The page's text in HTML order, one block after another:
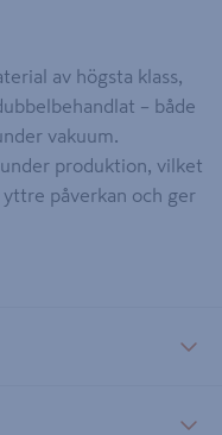
av högsta klass,
– både
vakuum.
produktion, vilket
påverkan och ger